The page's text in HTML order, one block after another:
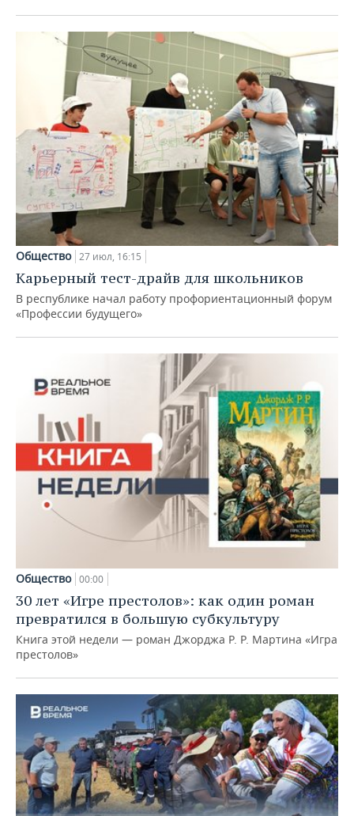
Общество 27 июл, 16:15
Карьерный тест-драйв для школьников
В республике начал работу профориентационный форум
«Профессии будущего»
Общество 00:00
30 лет «Игре престолов»: как один роман
превратился в большую субкультуру
Книга этой недели — роман Джорджа Р. Р. Мартина «Игра
престолов»